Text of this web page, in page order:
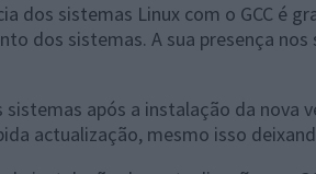
dos sistemas Linux com o GCC é
dos sistemas. A sua presença
após a instalação da nova
actualização, mesmo isso